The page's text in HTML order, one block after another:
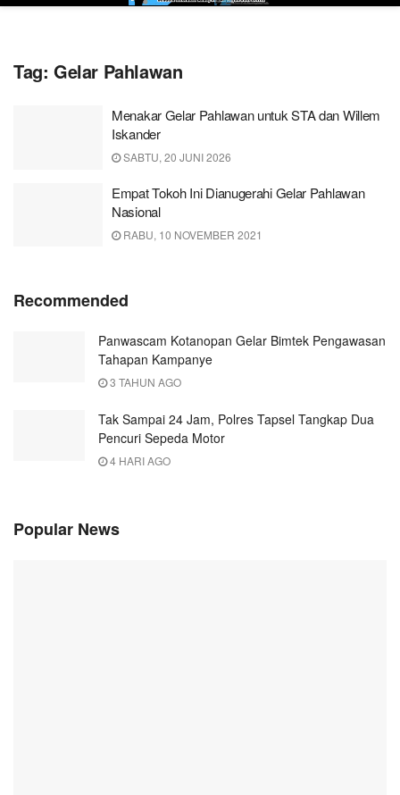
Tag: Gelar Pahlawan
Menakar Gelar Pahlawan untuk STA dan Willem
Iskander
SABTU, 20 JUNI 2026
Empat Tokoh Ini Dianugerahi Gelar Pahlawan
Nasional
RABU, 10 NOVEMBER 2021
Recommended
Panwascam Kotanopan Gelar Bimtek Pengawasan
Tahapan Kampanye
3 TAHUN AGO
Tak Sampai 24 Jam, Polres Tapsel Tangkap Dua
Pencuri Sepeda Motor
4 HARI AGO
Popular News